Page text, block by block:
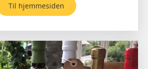
Til hjemmesiden